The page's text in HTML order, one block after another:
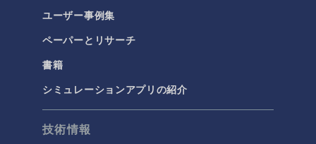
材料モデル
構造ダイナミクス
音響と振動
マイクロフルイディクス
ユーザー事例集
ペーパーとリサーチ
書籍
シミュレーションアプリの紹介
技術情報